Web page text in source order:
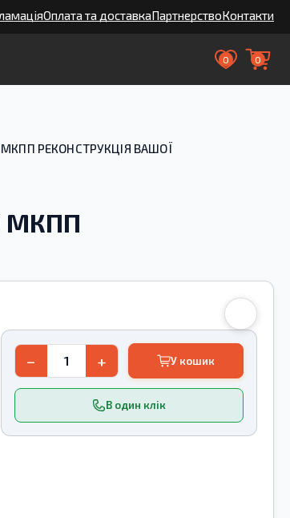
Оплата та доставкаПартнерствоКонтакти
0 0
МКПП РЕКОНСТРУКЦІЯ ВАШОЇ
МКПП
В один клік
− + У кошик